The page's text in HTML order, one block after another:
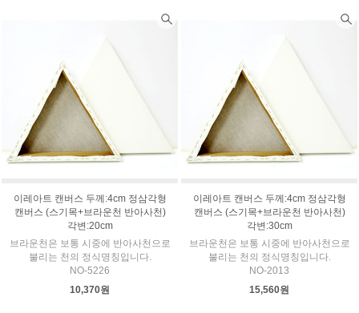
이레아트 캔버스 두께:4cm 정삼각형
캔버스 (스기목+브라운천 반아사천)
각변:20cm
브라운천은 보통 시중에 반아사천으로
불리는 천의 정식명칭입니다.
NO-5226
10,370원
이레아트 캔버스 두께:4cm 정삼각형
캔버스 (스기목+브라운천 반아사천)
각변:30cm
브라운천은 보통 시중에 반아사천으로
불리는 천의 정식명칭입니다.
NO-2013
15,560원